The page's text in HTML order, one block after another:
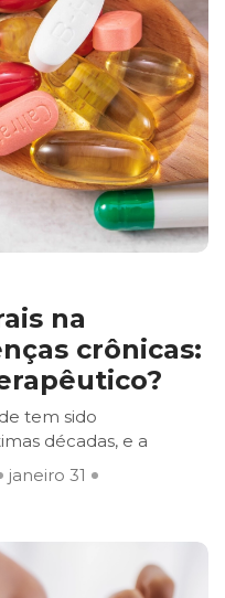
na
crônicas:
tem sido
décadas, e a
janeiro 31